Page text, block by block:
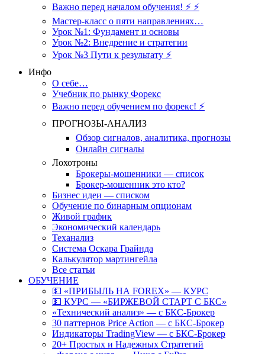
Важно перед началом обучения! ⚡ ⚡
Мастер-класс о пяти направлениях…
Урок №1: Фундамент и основы
Урок №2: Внедрение и стратегии
Урок №3 Пути к результату ⚡️
Инфо
О себе…
Учебник по рынку Форекс
Важно перед обучением по форекс! ⚡
ПРОГНОЗЫ-АНАЛИЗ
Обзор сигналов, аналитика, прогнозы
Онлайн сигналы
Лохотроны
Брокеры-мошенники — список
Брокер-мошенник это кто?
Бизнес идеи — списком
Обучение по бинарным опционам
Живой график
Экономический календарь
Теханализ
Система Оскара Грайнда
Калькулятор мартингейла
Все статьи
ОБУЧЕНИЕ
💵 «ПРИБЫЛЬ НА FOREX» — КУРС
💵 КУРС — «БИРЖЕВОЙ СТАРТ С БКС»
«Технический анализ» — с БКС-Брокер
30 паттернов Price Action — с БКС-Брокер
Индикаторы TradingView — с БКС-Брокер
20+ Простых и Надежных Стратегий